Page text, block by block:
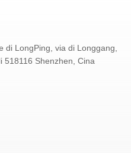
di LongPing, via di Longgang,
518116 Shenzhen, Cina